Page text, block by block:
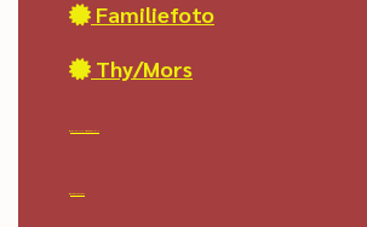
 Familiefoto
 Thy/Mors